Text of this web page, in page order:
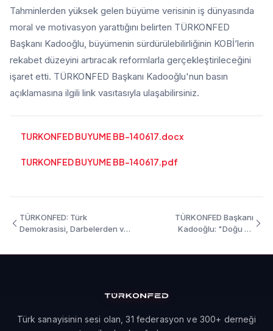
Tahminlerden yüksek gelen büyüme verisinin iş dünyasında
moral ve motivasyon yarattığını belirten TÜRKONFED
Başkanı Kadooğlu, büyümenin sürdürülebilirliğinin KOBİ’lerin
rekabet düzeyini artıracak reformlarla gerçekleştirileceğini
işaret etti. TÜRKONFED Başkanı Kadooğlu'nun basın
açıklamasına ilgili link vasıtasıyla ulaşabilirsiniz.
TURKONFED BUYUME BB-140617.docx
TURKONFED BUYUME BB-140617.pdf
TÜRKONFED: Türk
Demokrasisi, Darbelerden ve
TÜRKONFED Başkanı
Kadooğlu: "Doğu ve
Türk sanayisinin sesi olan, 31 federasyon ve 300+ derneği